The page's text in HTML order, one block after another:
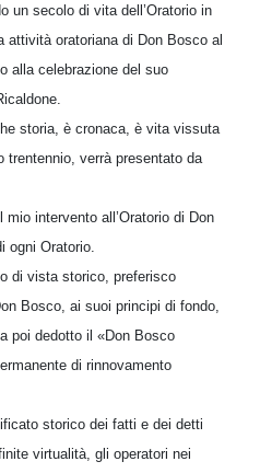
un secolo di vita dell’Oratorio in
attività oratoriana di Don Bosco al
alla celebrazione del suo
storia, è cronaca, è vita vissuta
trentennio, verrà presentato da
intervento all’Oratorio di Don
ogni Oratorio.
di vista storico, preferisco
Bosco, ai suoi principi di fondo,
poi dedotto il «Don Bosco
di rinnovamento
storico dei fatti e dei detti
virtualità, gli operatori nei